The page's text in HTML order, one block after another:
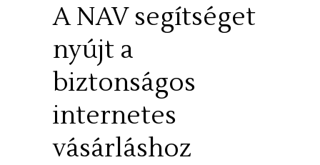
A NAV segítséget
nyújt a
biztonságos
internetes
vásárláshoz